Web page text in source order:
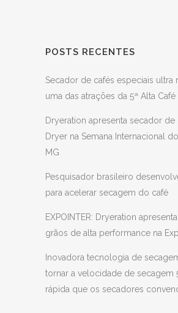
POSTS RECENTES
Secador de cafés especiais ultra
uma das atrações da 5ª Alta Café
Dryeration apresenta secador de
Dryer na Semana Internacional
MG
Pesquisador brasileiro
para acelerar secagem do café
EXPOINTER: Dryeration
grãos de alta performance na
Inovadora tecnologia de
tornar a velocidade de secagem
rápida que os secadores